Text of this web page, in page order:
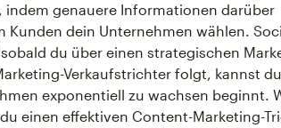
genauere Informationen darüber
dein Unternehmen wählen.
du über einen strategischen
Verkaufstrichter folgt, kannst du
exponentiell zu wachsen beginnt.
einen effektiven Content-Marketing-